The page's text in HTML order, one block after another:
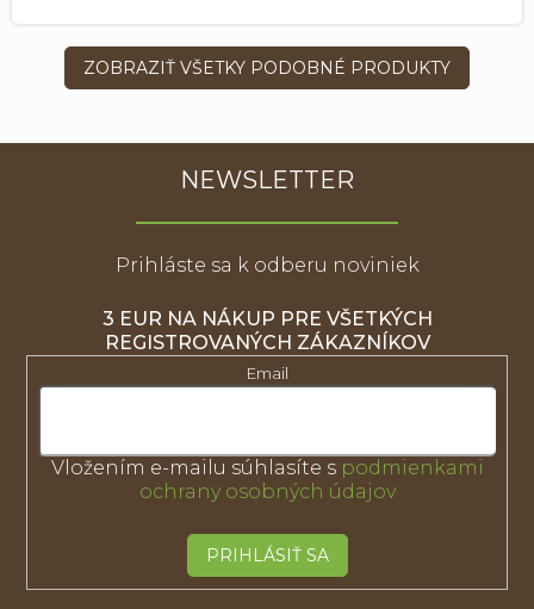
ZOBRAZIŤ VŠETKY PODOBNÉ PRODUKTY
NEWSLETTER
Prihláste sa k odberu noviniek
3 EUR NA NÁKUP PRE VŠETKÝCH
REGISTROVANÝCH ZÁKAZNÍKOV
Email
Vložením e-mailu súhlasíte s podmienkami
ochrany osobných údajov
PRIHLÁSIŤ SA